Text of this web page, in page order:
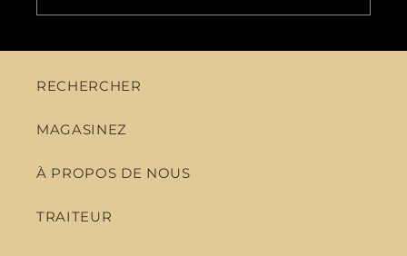
RECHERCHER
MAGASINEZ
À PROPOS DE NOUS
TRAITEUR